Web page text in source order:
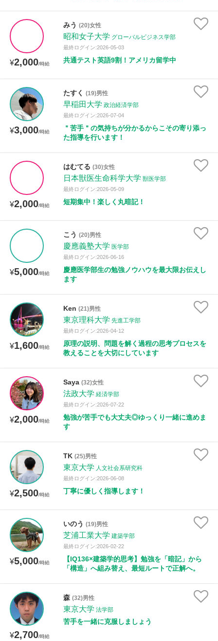
¥2,000/時給
みう (20)女性
昭和女子大学 グローバルビジネス学部
最終ログイン:2026-05-03
共通テスト英語9割！アメリカ留学中
¥3,000/時給
たすく (19)男性
早稲田大学 政治経済学部
最終ログイン:2026-07-04
＂苦手＂の気持ちが分かるからこその寄り添っ
た指導を行います！
¥2,000/時給
はむてる (30)女性
日本獣医生命科学大学 獣医学部
最終ログイン:2026-05-09
短期集中！楽しく丸暗記！
¥5,000/時給
こう (20)男性
慶應義塾大学 医学部
最終ログイン:2026-06-16
慶應医学部生の勉強ノウハウを最大限お伝えし
ます
¥1,600/時給
Ken (21)男性
東京理科大学 先進工学部
最終ログイン:2026-04-12
原理の説明、問題を解く過程の思考プロセスを
教えることを大切にしています
¥2,000/時給
Saya (32)女性
法政大学 経済学部
最終ログイン:2026-07-22
勉強が苦手でも大丈夫◎ゆっくり一緒に進めま
す
¥2,500/時給
TK (25)男性
東京大学 人文社会系研究科
最終ログイン:2026-06-08
丁寧に優しく指導します！
¥5,000/時給
いのう (19)男性
芝浦工業大学 建築学部
最終ログイン:2026-02-22
【IQ136×建築学的思考】勉強を「暗記」から
「構造」へ組み替え、最短ルートで正解へ。
¥2,700/時給
森 (32)男性
東京大学 法学部
苦手を一緒に克服しましょう
距離：15km以内
年齢：18-101歳
性別